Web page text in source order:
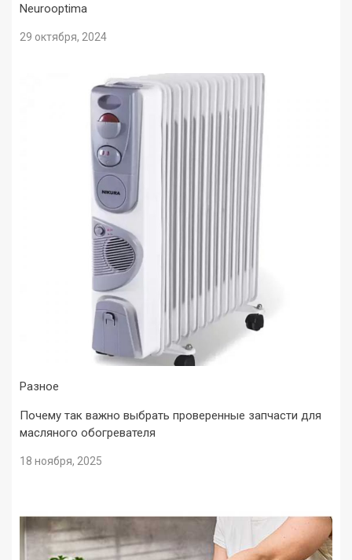
Neurooptima
29 октября, 2024
Разное
Почему так важно выбрать проверенные запчасти для
масляного обогревателя
18 ноября, 2025